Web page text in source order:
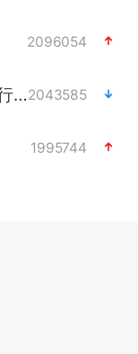
2096054
80后女柜员逆袭成4200亿银行副行长2043585
1995744